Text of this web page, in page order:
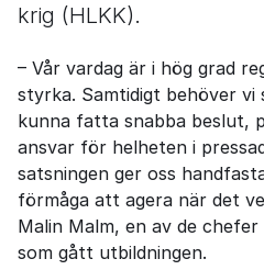
krig (HLKK).
– Vår vardag är i hög grad
styrka. Samtidigt behöver vi
kunna fatta snabba beslut,
ansvar för helheten i
satsningen ger oss
förmåga att agera när det
Malin Malm, en av de
som gått utbildningen.